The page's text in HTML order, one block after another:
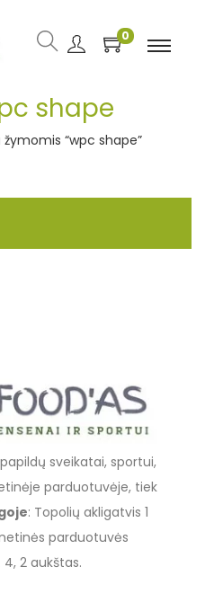
0
shape
“wpc shape”
sveikatai, sportui,
parduotuvėje, tiek
: Topolių akligatvis 1
parduotuvės
4, 2 aukštas.